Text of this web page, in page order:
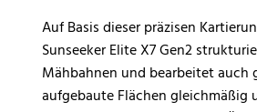
Auf Basis dieser präzisen
Sunseeker Elite X7 Gen2
Mähbahnen und bearbeitet auch
aufgebaute Flächen gleichmäßig